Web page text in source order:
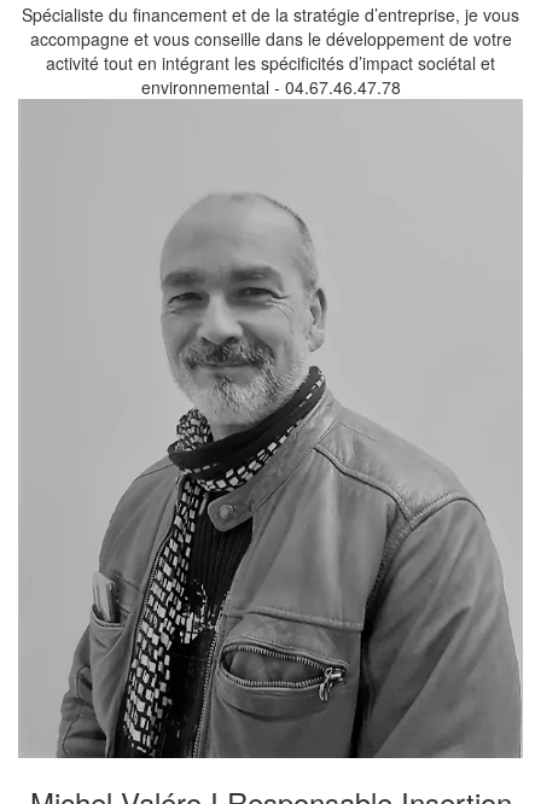
Spécialiste du financement et de la stratégie d’entreprise, je vous
accompagne et vous conseille dans le développement de votre
activité tout en intégrant les spécificités d’impact sociétal et
environnemental - 04.67.46.47.78